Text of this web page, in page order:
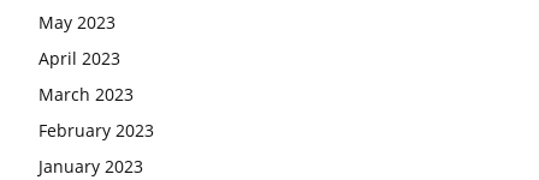
May 2023
April 2023
March 2023
February 2023
January 2023